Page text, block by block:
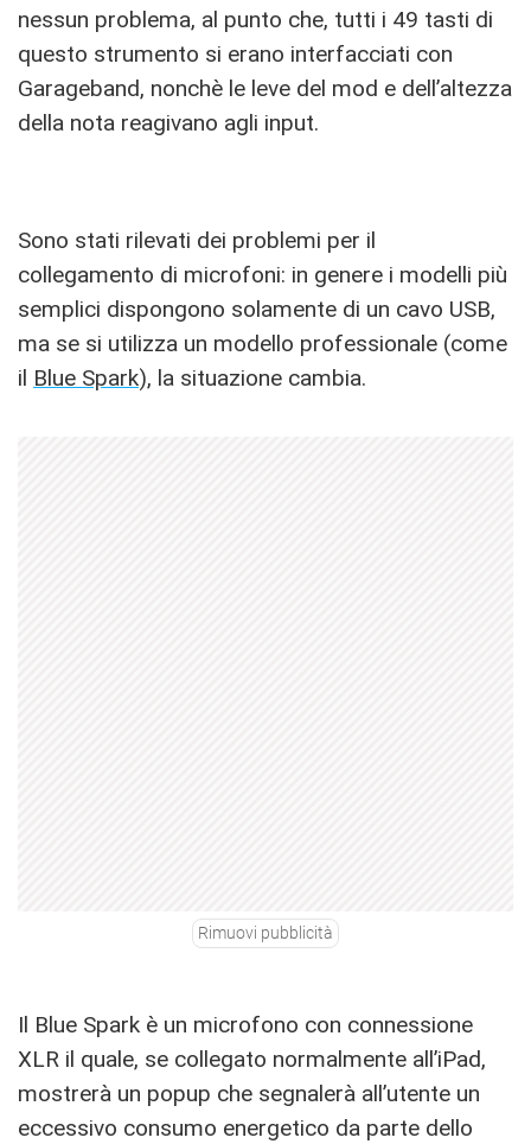
nessun problema, al punto che, tutti i 49 tasti di
questo strumento si erano interfacciati con
Garageband, nonchè le leve del mod e dell’altezza
della nota reagivano agli input.
Sono stati rilevati dei problemi per il
collegamento di microfoni: in genere i modelli più
semplici dispongono solamente di un cavo USB,
ma se si utilizza un modello professionale (come
il Blue Spark), la situazione cambia.
Rimuovi pubblicità
Il Blue Spark è un microfono con connessione
XLR il quale, se collegato normalmente all’iPad,
mostrerà un popup che segnalerà all’utente un
eccessivo consumo energetico da parte dello